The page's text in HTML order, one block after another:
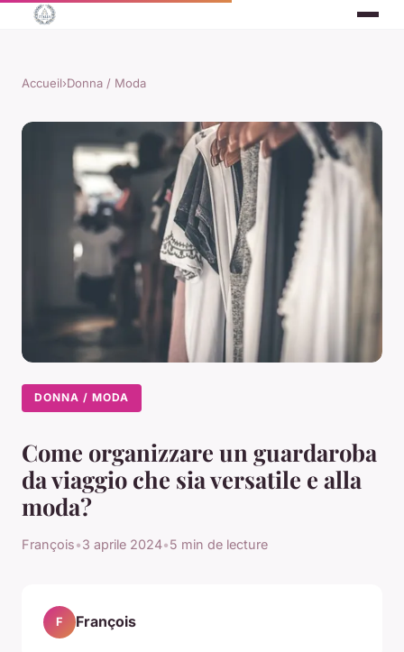
Accueil›Donna / Moda
DONNA / MODA
Come organizzare un guardaroba
da viaggio che sia versatile e alla
moda?
François•3 aprile 2024•5 min de lecture
F François